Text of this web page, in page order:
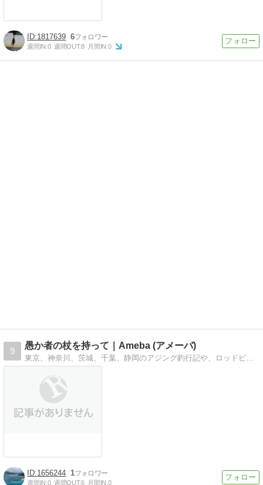
1817639 6
週間IN:0 週間OUT:8 月間IN:0
9
愚か者の杖を持って｜Ameba (アメーバ)
東京、神奈川、茨城、千葉、静岡のアジング釣行記や、ロッドビルドについてのブログです。
1656244 1
週間IN:0 週間OUT:6 月間IN:0